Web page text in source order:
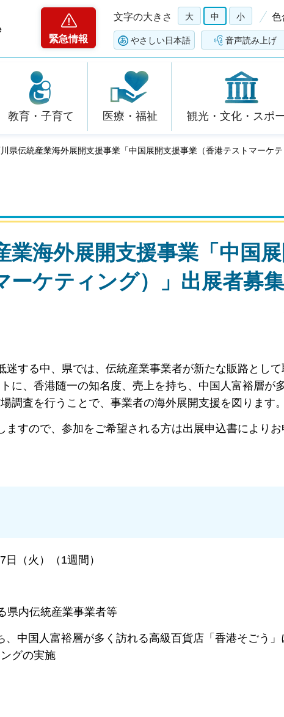
緊急情報
文字の大きさ 大 中 小 色
やさしい日本語 音声読み上げ
教育・子育て 医療・福祉 観光・文化・スポ
県伝統産業海外展開支援事業「中国展開支援事業（香港テストマーケ
業海外展開支援事業「中国展
ーケティング）」出展者募
する中、県では、伝統産業事業者が新たな販路として
に、香港随一の知名度、売上を持ち、中国人富裕層が
調査を行うことで、事業者の海外展開支援を図ります。
すので、参加をご希望される方は出展申込書によりお
火）（1週間）
内伝統産業事業者等
中国人富裕層が多く訪れる高級百貨店「香港そごう」
の実施